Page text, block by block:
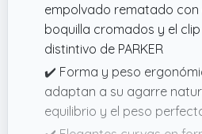
empolvado rematado
boquilla cromados y el
distintivo de PARKER
✔️ Forma y peso
adaptan a su agarre
equilibrio y el peso